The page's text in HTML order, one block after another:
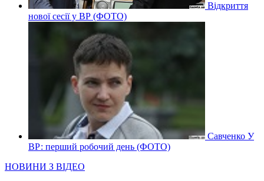
Відкриття
нової сесії у ВР (ФОТО)
Савченко У
ВР: перший робочий день (ФОТО)
НОВИНИ З ВІДЕО